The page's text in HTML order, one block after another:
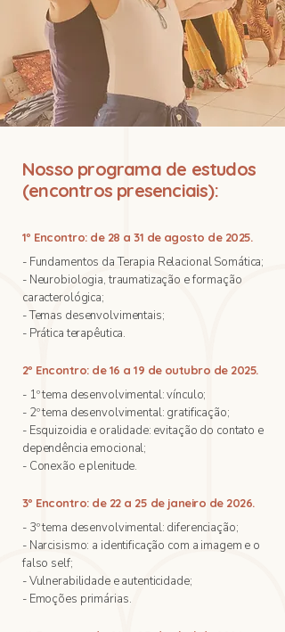
Nosso programa de estudos
(encontros presenciais):
1º Encontro: de 28 a 31 de agosto de 2025.
- Fundamentos da Terapia Relacional Somática;
- Neurobiologia, traumatização e formação
caracterológica;
- Temas desenvolvimentais;
- Prática terapêutica.
2º Encontro: de 16 a 19 de outubro de 2025.
- 1º tema desenvolvimental: vínculo;
- 2º tema desenvolvimental: gratificação;
- Esquizoidia e oralidade: evitação do contato e
dependência emocional;
- Conexão e plenitude.
3º Encontro: de 22 a 25 de janeiro de 2026.
- 3º tema desenvolvimental: diferenciação;
- Narcisismo: a identificação com a imagem e o
falso self;
- Vulnerabilidade e autenticidade;
- Emoções primárias.